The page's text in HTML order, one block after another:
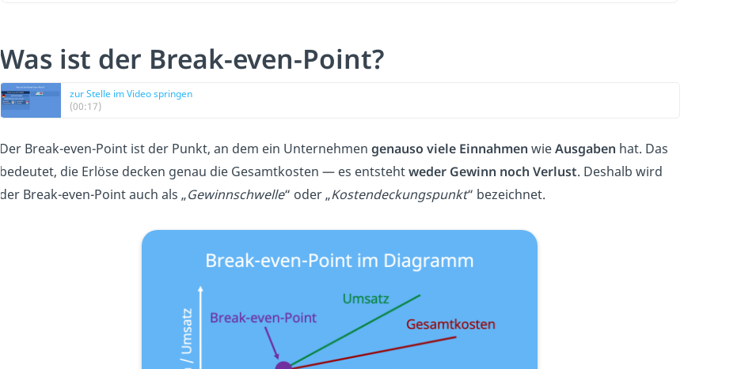
Was ist der Break-even-Point?
zur Stelle im Video springen
(00:17)
Der Break-even-Point ist der Punkt, an dem ein Unternehmen genauso viele Einnahmen wieAusgaben hat. Das
bedeutet, die Erlöse decken genau die Gesamtkosten — es entstehtweder Gewinn noch Verlust. Deshalb wird
der Break-even-Point auch als „Gewinnschwelle“ oder „Kostendeckungspunkt“ bezeichnet.